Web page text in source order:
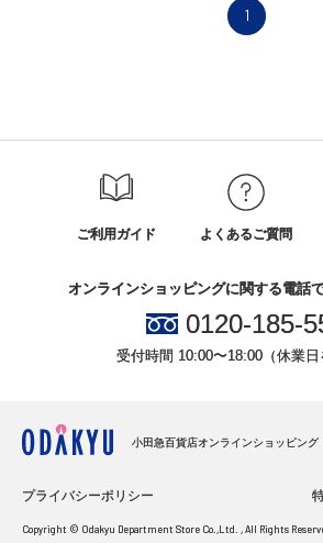
1
ご利用ガイド よくあるご質問
オンラインショッピングに関する電話
0120-185-
受付時間 10:00〜18:00（休業日
小田急百貨店オンラインショッピング
プライバシーポリシー
Copyright © Odakyu Department Store Co.,Ltd. , All Rights